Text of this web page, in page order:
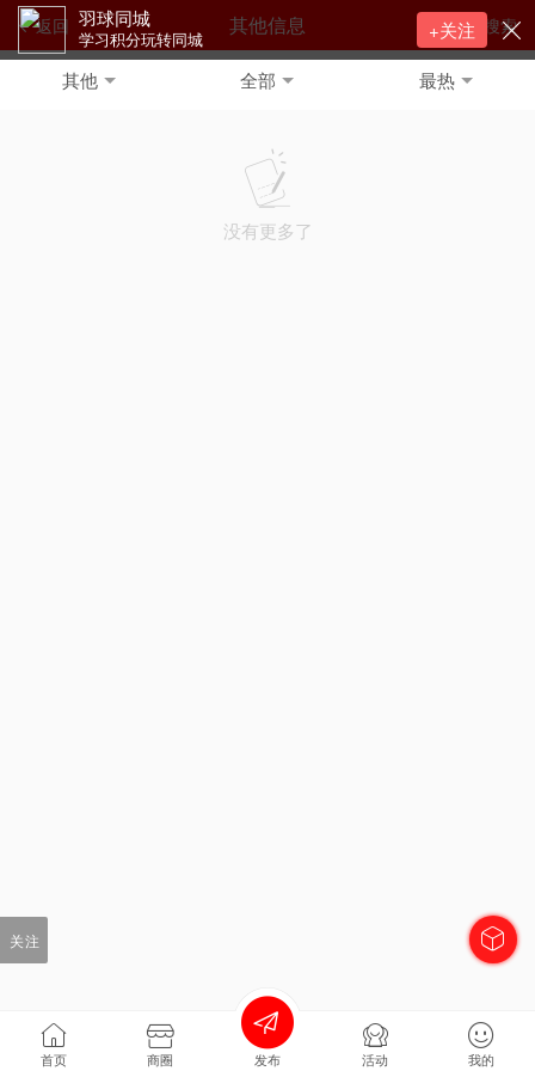
返回 搜索
其他信息
其他 全部 最热
没有更多了
首页 商圈 发布 活动 我的
关注
羽球同城
学习积分玩转同城 +关注